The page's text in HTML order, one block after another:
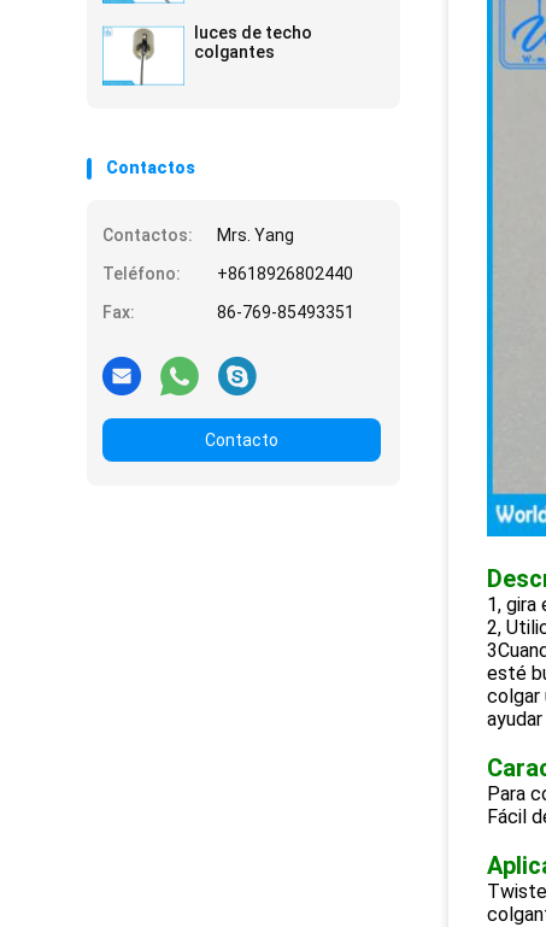
luces de techo
colgantes
Contactos
Contactos:
Mrs. Yang
Teléfono:
+8618926802440
Fax:
86-769-85493351
Contacto
1, gira
2,
esté
colgar
Para
Fácil